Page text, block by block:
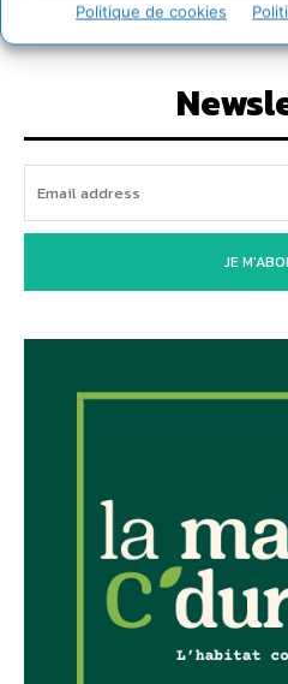
Politique de cookies
JE